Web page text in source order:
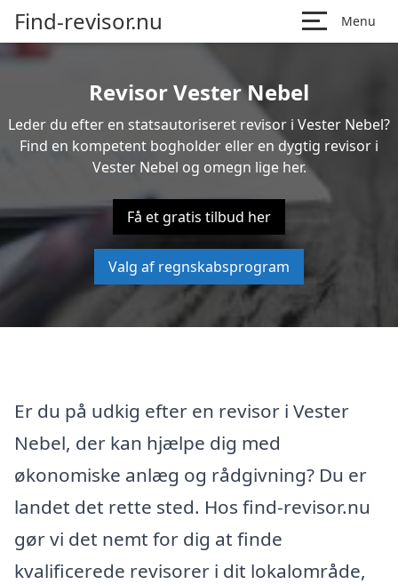
Find-revisor.nu Menu
Revisor Vester Nebel
Leder du efter en statsautoriseret revisor i Vester Nebel?
Find en kompetent bogholder eller en dygtig revisor i
Vester Nebel og omegn lige her.
Få et gratis tilbud her
Valg af regnskabsprogram
Er du på udkig efter en revisor i Vester
Nebel, der kan hjælpe dig med
økonomiske anlæg og rådgivning? Du er
landet det rette sted. Hos find-revisor.nu
gør vi det nemt for dig at finde
kvalificerede revisorer i dit lokalområde,